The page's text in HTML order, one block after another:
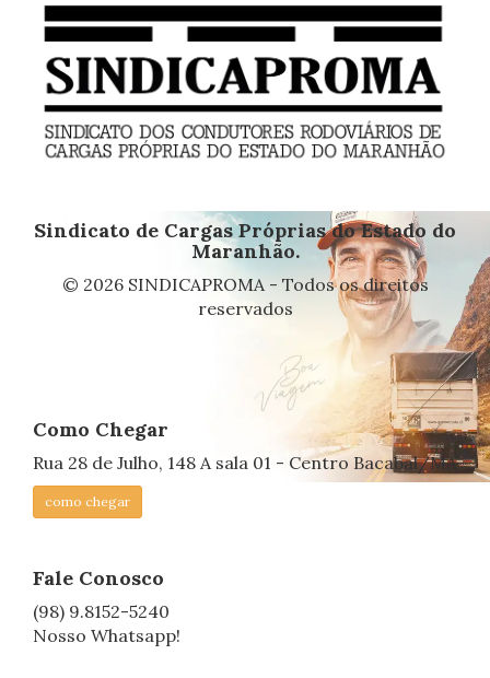
Sindicato de Cargas Próprias do Estado do
Maranhão.
© 2026 SINDICAPROMA - Todos os direitos
reservados
Como Chegar
Rua 28 de Julho, 148 A sala 01 - Centro Bacabal/MA
como chegar
Fale Conosco
(98) 9.8152-5240
Nosso Whatsapp!